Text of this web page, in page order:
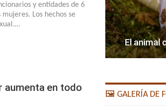
y entidades de 6
Los hechos se
aumenta en todo
El animal
🖼️ GALERÍA DE